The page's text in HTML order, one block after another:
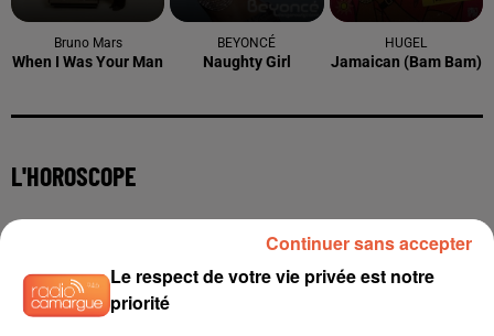
Bruno Mars
When I Was Your Man
BEYONCÉ
Naughty Girl
HUGEL
Jamaican (bam Bam)
L'HOROSCOPE
Le respect de votre vie privée est notre
priorité
Continuer sans accepter